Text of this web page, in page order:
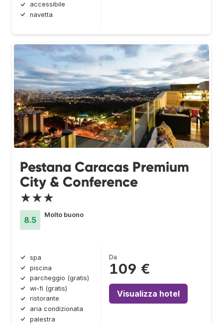
accessibile
navetta
Pestana Caracas Premium
City & Conference
★★★
8.5
Molto buono
spa
piscina
parcheggio (gratis)
wi-fi (gratis)
ristorante
aria condizionata
palestra
Da
109 €
Visualizza hotel